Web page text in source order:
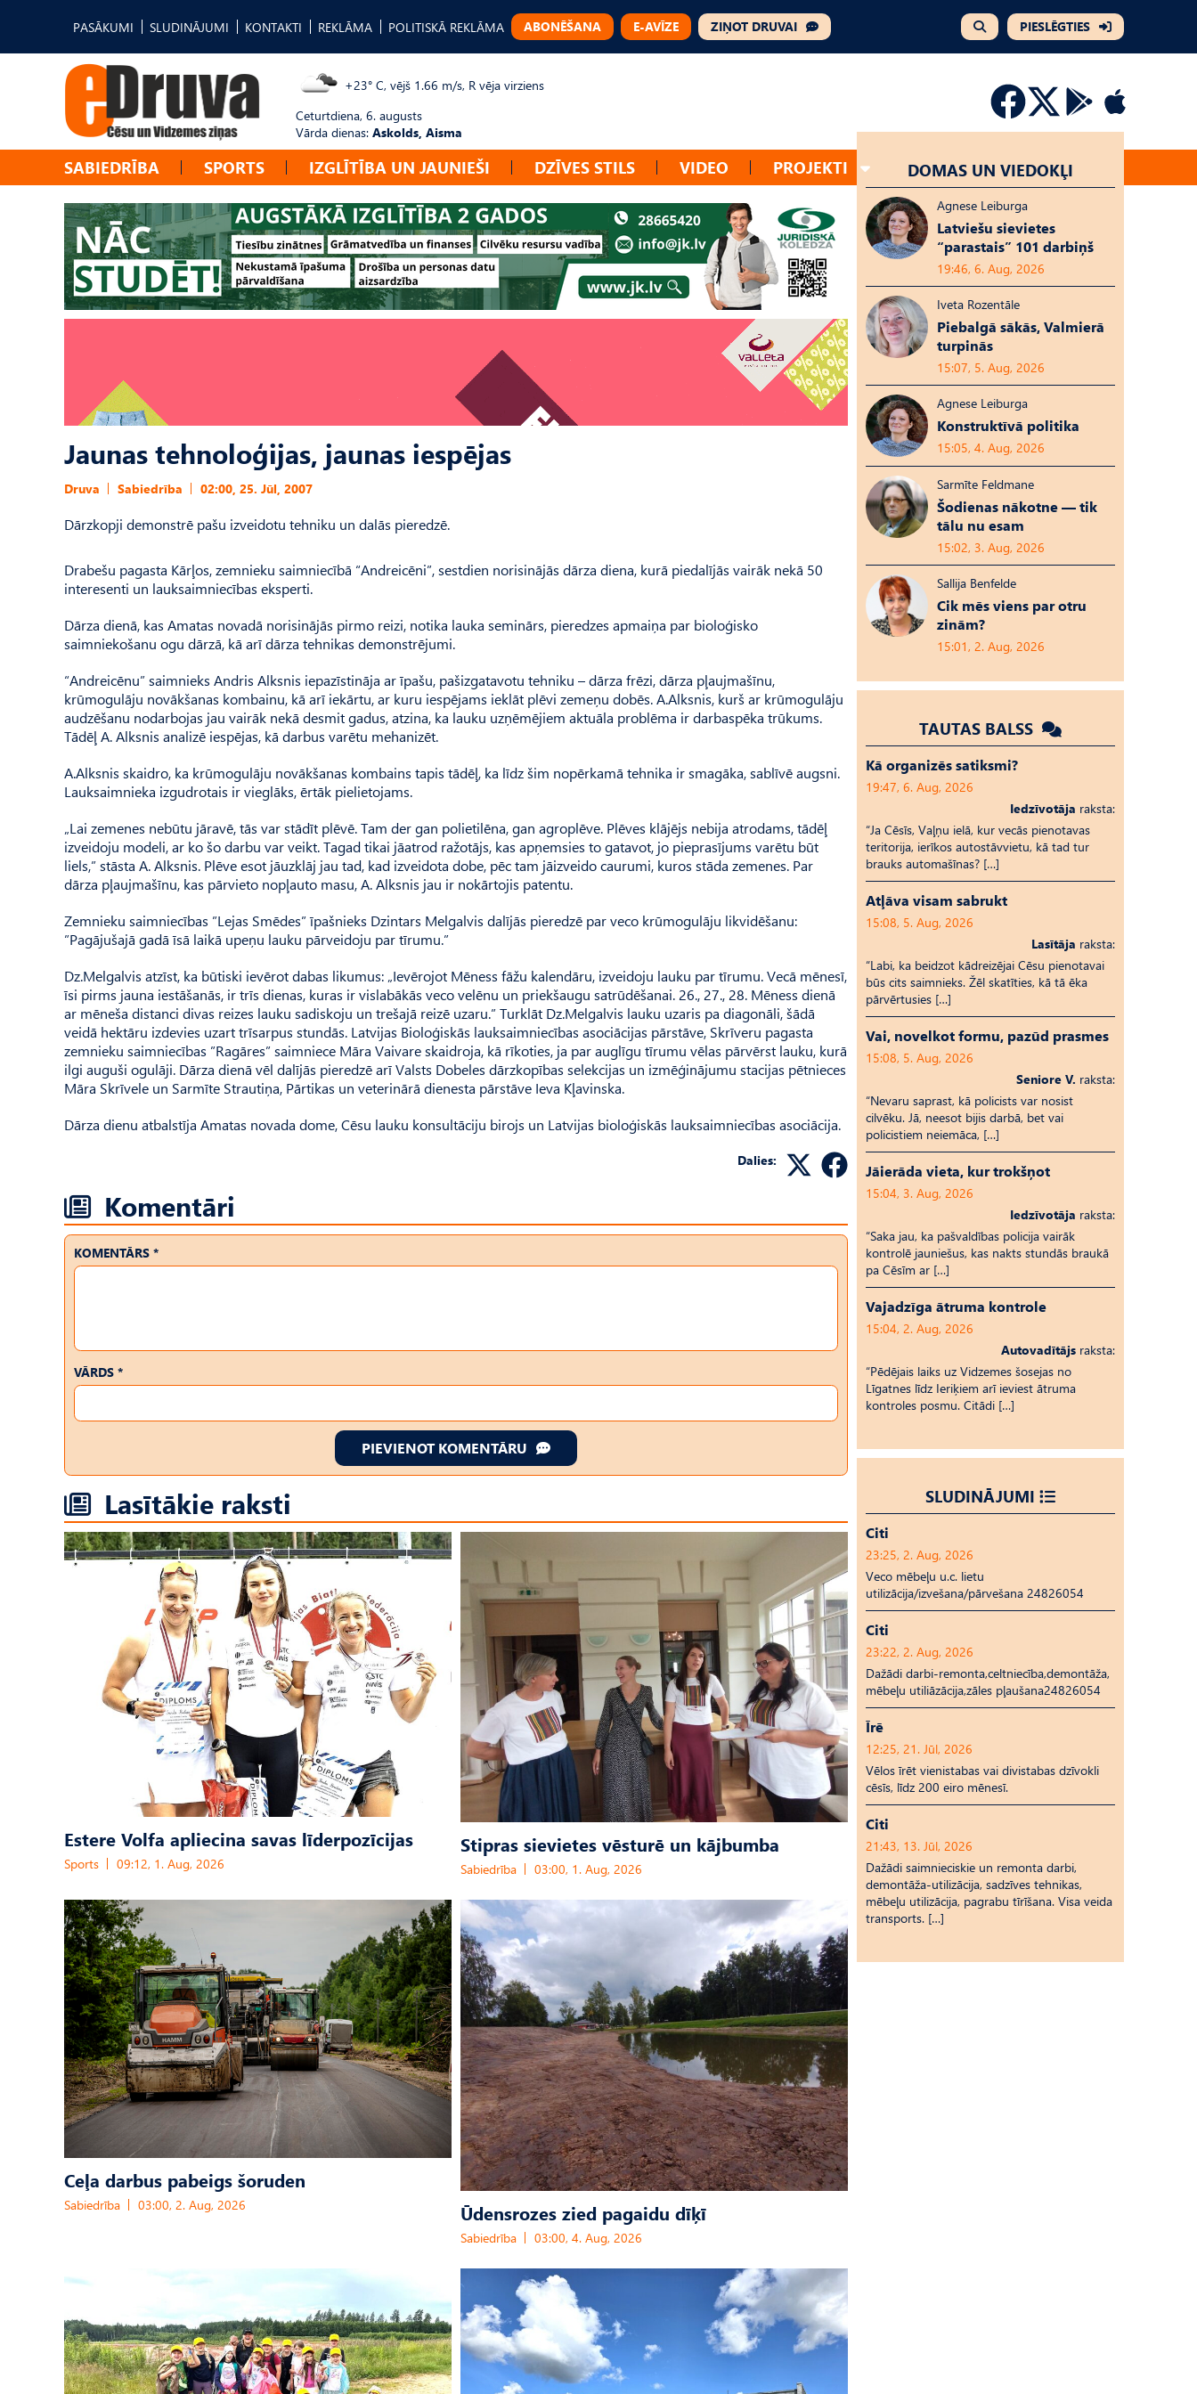
PASĀKUMI SLUDINĀJUMI KONTAKTI REKLĀMA POLITISKĀ REKLĀMA ABONĒŠANA E-AVĪZE ZIŅOT DRUVAI PIESLĒGTIES
+23° C, vējš 1.66 m/s, R vēja virziens
Ceturtdiena, 6. augusts
Vārda dienas: Askolds, Aisma
SABIEDRĪBA SPORTS IZGLĪTĪBA UN JAUNIEŠI DZĪVES STILS VIDEO PROJEKTI
Jaunas tehnoloģijas, jaunas iespējas
Druva Sabiedrība 02:00, 25. Jūl, 2007
Dārzkopji demonstrē pašu izveidotu tehniku un dalās pieredzē.
Drabešu pagasta Kārļos, zemnieku saimniecībā “Andreicēni”, sestdien norisinājās dārza diena, kurā piedalījās vairāk nekā 50
interesenti un lauksaimniecības eksperti.
Dārza dienā, kas Amatas novadā norisinājās pirmo reizi, notika lauka seminārs, pieredzes apmaiņa par bioloģisko
saimniekošanu ogu dārzā, kā arī dārza tehnikas demonstrējumi.
“Andreicēnu” saimnieks Andris Alksnis iepazīstināja ar īpašu, pašizgatavotu tehniku – dārza frēzi, dārza pļaujmašīnu,
krūmogulāju novākšanas kombainu, kā arī iekārtu, ar kuru iespējams ieklāt plēvi zemeņu dobēs. A.Alksnis, kurš ar krūmogulāju
audzēšanu nodarbojas jau vairāk nekā desmit gadus, atzina, ka lauku uzņēmējiem aktuāla problēma ir darbaspēka trūkums.
Tādēļ A. Alksnis analizē iespējas, kā darbus varētu mehanizēt.
A.Alksnis skaidro, ka krūmogulāju novākšanas kombains tapis tādēļ, ka līdz šim nopērkamā tehnika ir smagāka, sablīvē augsni.
Lauksaimnieka izgudrotais ir vieglāks, ērtāk pielietojams.
„Lai zemenes nebūtu jāravē, tās var stādīt plēvē. Tam der gan polietilēna, gan agroplēve. Plēves klājējs nebija atrodams, tādēļ
izveidoju modeli, ar ko šo darbu var veikt. Tagad tikai jāatrod ražotājs, kas apņemsies to gatavot, jo pieprasījums varētu būt
liels,” stāsta A. Alksnis. Plēve esot jāuzklāj jau tad, kad izveidota dobe, pēc tam jāizveido caurumi, kuros stāda zemenes. Par
dārza pļaujmašīnu, kas pārvieto nopļauto masu, A. Alksnis jau ir nokārtojis patentu.
Zemnieku saimniecības ”Lejas Smēdes” īpašnieks Dzintars Melgalvis dalījās pieredzē par veco krūmogulāju likvidēšanu:
”Pagājušajā gadā īsā laikā upeņu lauku pārveidoju par tīrumu.”
Dz.Melgalvis atzīst, ka būtiski ievērot dabas likumus: „Ievērojot Mēness fāžu kalendāru, izveidoju lauku par tīrumu. Vecā mēnesī,
īsi pirms jauna iestāšanās, ir trīs dienas, kuras ir vislabākās veco velēnu un priekšaugu satrūdēšanai. 26., 27., 28. Mēness dienā
ar mēneša distanci divas reizes lauku sadiskoju un trešajā reizē uzaru.” Turklāt Dz.Melgalvis lauku uzaris pa diagonāli, šādā
veidā hektāru izdevies uzart trīsarpus stundās. Latvijas Bioloģiskās lauksaimniecības asociācijas pārstāve, Skrīveru pagasta
zemnieku saimniecības ”Ragāres” saimniece Māra Vaivare skaidroja, kā rīkoties, ja par auglīgu tīrumu vēlas pārvērst lauku, kurā
ilgi auguši ogulāji. Dārza dienā vēl dalījās pieredzē arī Valsts Dobeles dārzkopības selekcijas un izmēģinājumu stacijas pētnieces
Māra Skrīvele un Sarmīte Strautiņa, Pārtikas un veterinārā dienesta pārstāve Ieva Kļavinska.
Dārza dienu atbalstīja Amatas novada dome, Cēsu lauku konsultāciju birojs un Latvijas bioloģiskās lauksaimniecības asociācija.
Dalies:
Komentāri
KOMENTĀRS *
VĀRDS *
PIEVIENOT KOMENTĀRU
Lasītākie raksti
Estere Volfa apliecina savas līderpozīcijas
Sports 09:12, 1. Aug, 2026
Stipras sievietes vēsturē un kājbumba
Sabiedrība 03:00, 1. Aug, 2026
Ceļa darbus pabeigs šoruden
Sabiedrība 03:00, 2. Aug, 2026 Ūdensrozes zied pagaidu dīķī
Sabiedrība 03:00, 4. Aug, 2026
DOMAS UN VIEDOKĻI
Agnese Leiburga
Latviešu sievietes
“parastais” 101 darbiņš
19:46, 6. Aug, 2026
Iveta Rozentāle
Piebalgā sākās, Valmierā
turpinās
15:07, 5. Aug, 2026
Agnese Leiburga
Konstruktīvā politika
15:05, 4. Aug, 2026
Sarmīte Feldmane
Šodienas nākotne — tik
tālu nu esam
15:02, 3. Aug, 2026
Sallija Benfelde
Cik mēs viens par otru
zinām?
15:01, 2. Aug, 2026
TAUTAS BALSS
Kā organizēs satiksmi?
19:47, 6. Aug, 2026
Iedzīvotāja raksta:
“Ja Cēsīs, Vaļņu ielā, kur vecās pienotavas
teritorija, ierīkos autostāvvietu, kā tad tur
brauks automašīnas? […]
Atļāva visam sabrukt
15:08, 5. Aug, 2026
Lasītāja raksta:
“Labi, ka beidzot kādreizējai Cēsu pienotavai
būs cits saimnieks. Žēl skatīties, kā tā ēka
pārvērtusies […]
Vai, novelkot formu, pazūd prasmes
15:08, 5. Aug, 2026
Seniore V. raksta:
“Nevaru saprast, kā policists var nosist
cilvēku. Jā, neesot bijis darbā, bet vai
policistiem neiemāca, […]
Jāierāda vieta, kur trokšņot
15:04, 3. Aug, 2026
Iedzīvotāja raksta:
“Saka jau, ka pašvaldības policija vairāk
kontrolē jauniešus, kas nakts stundās braukā
pa Cēsīm ar […]
Vajadzīga ātruma kontrole
15:04, 2. Aug, 2026
Autovadītājs raksta:
“Pēdējais laiks uz Vid­ze­mes šosejas no
Līgatnes līdz Ieriķiem arī ieviest ātruma
kontroles posmu. Citādi […]
SLUDINĀJUMI
Citi
23:25, 2. Aug, 2026
Veco mēbeļu u.c. lietu
utilizācija/izvešana/pārvešana 24826054
Citi
23:22, 2. Aug, 2026
Dažādi darbi-remonta,celtniecība,demontāža,
mēbeļu utiliāzācija,zāles pļaušana24826054
Īrē
12:25, 21. Jūl, 2026
Vēlos īrēt vienistabas vai divistabas dzīvokli
cēsīs, līdz 200 eiro mēnesī.
Citi
21:43, 13. Jūl, 2026
Dažādi saimnieciskie un remonta darbi,
demontāža-utilizācija, sadzīves tehnikas,
mēbeļu utilizācija, pagrabu tīrīšana. Visa veida
transports. […]